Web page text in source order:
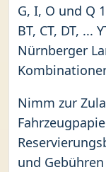
G, I, O und Q
BT, CT, DT, ...
Nürnberger
Nimm zur
und